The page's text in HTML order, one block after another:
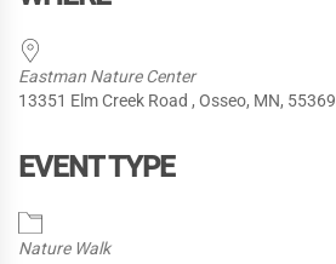
Eastman Nature Center
13351 Elm Creek Road , Osseo, MN, 55369
EVENT TYPE
Nature Walk